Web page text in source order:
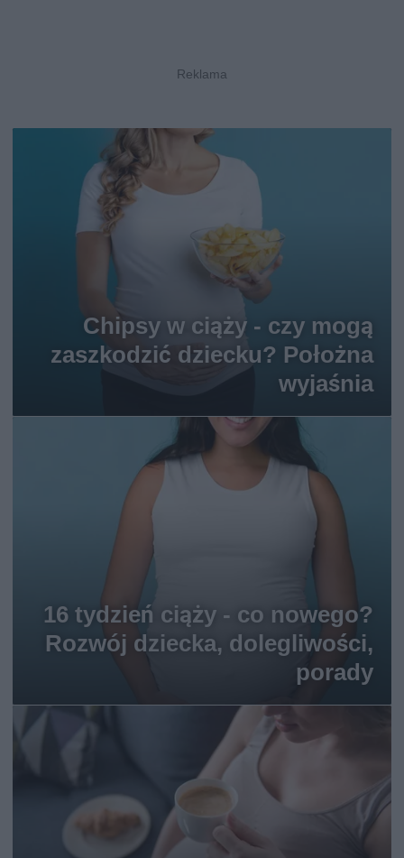
Chipsy w ciąży - czy mogą
zaszkodzić dziecku? Położna
wyjaśnia
16 tydzień ciąży - co nowego?
Rozwój dziecka, dolegliwości,
porady